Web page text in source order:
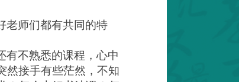
老师们都有共同的特
有不熟悉的课程，心中
然接手有些茫然，不知